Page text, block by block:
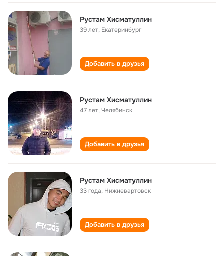
Рустам Хисматуллин
39 лет, Екатеринбург
Добавить в друзья
Рустам Хисматуллин
47 лет,Челябинск
Добавить в друзья
Рустам Хисматуллин
33 года, Нижневартовск
Добавить в друзья